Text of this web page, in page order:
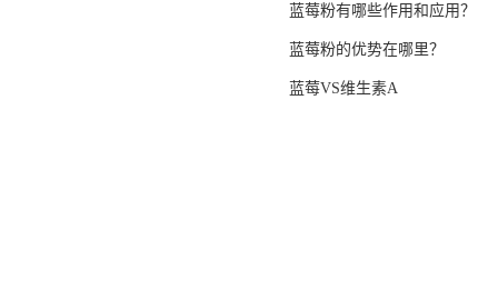
蓝莓粉有哪些作用和应用？
蓝莓粉的优势在哪里？
蓝莓VS维生素A